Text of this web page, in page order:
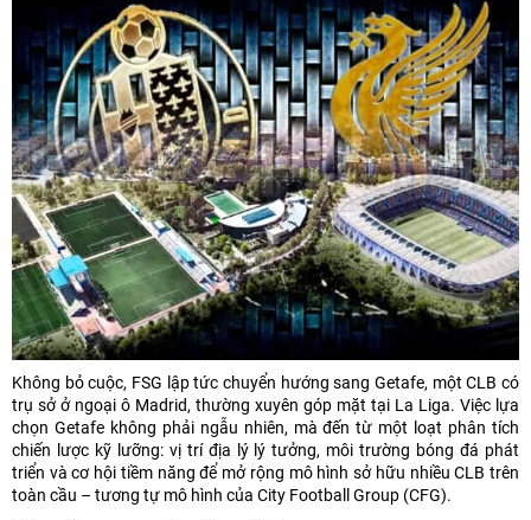
Không bỏ cuộc, FSG lập tức chuyển hướng sang Getafe, một CLB có
trụ sở ở ngoại ô Madrid, thường xuyên góp mặt tại La Liga. Việc lựa
chọn Getafe không phải ngẫu nhiên, mà đến từ một loạt phân tích
chiến lược kỹ lưỡng: vị trí địa lý lý tưởng, môi trường bóng đá phát
triển và cơ hội tiềm năng để mở rộng mô hình sở hữu nhiều CLB trên
toàn cầu – tương tự mô hình của City Football Group (CFG).